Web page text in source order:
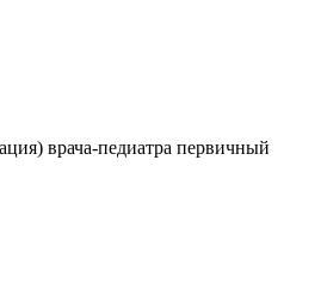
врача-педиатра первичный